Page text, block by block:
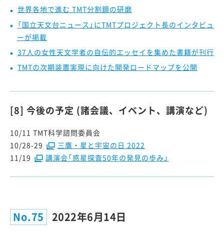
世界各地で進む TMT分割鏡の研磨
「国立天文台ニュース」にTMTプロジェクト長のインタビュ
ーが掲載
37人の女性天文学者の自伝的エッセイを集めた書籍が刊行
TMTの次期装置実現に向けた開発ロードマップを公開
[8] 今後の予定 (諸会議、イベント、講演など)
10/11 TMT科学諮問委員会
10/28-29
三鷹・星と宇宙の日 2022
11/19
講演会「惑星探査50年の発見の歩み」
No.75 2022年6月14日